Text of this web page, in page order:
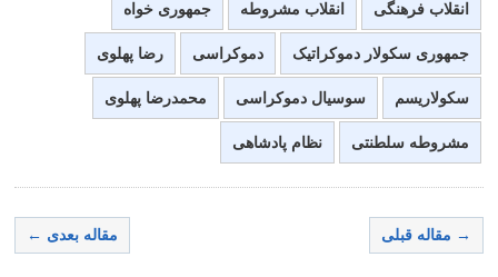
انقلاب فرهنگی انقلاب مشروطه جمهوری خواه
جمهوری سکولار دموکراتیک دموکراسی رضا پهلوی
سکولاریسم سوسیال دموکراسی محمدرضا پهلوی
مشروطه سلطنتی نظام پادشاهی
→ مقاله قبلی مقاله بعدی ←